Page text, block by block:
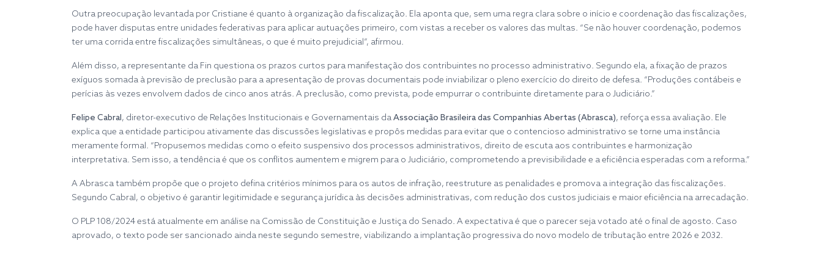
Outra preocupação levantada por Cristiane é quanto à organização da fiscalização. Ela aponta que, sem uma regra clara sobre o início e coordenação das fiscalizações,
pode haver disputas entre unidades federativas para aplicar autuações primeiro, com vistas a receber os valores das multas. “Se não houver coordenação, podemos
ter uma corrida entre fiscalizações simultâneas, o que é muito prejudicial”, afirmou.
Além disso, a representante da Fin questiona os prazos curtos para manifestação dos contribuintes no processo administrativo. Segundo ela, a fixação de prazos
exíguos somada à previsão de preclusão para a apresentação de provas documentais pode inviabilizar o pleno exercício do direito de defesa. “Produções contábeis e
perícias às vezes envolvem dados de cinco anos atrás. A preclusão, como prevista, pode empurrar o contribuinte diretamente para o Judiciário.”
Felipe Cabral, diretor-executivo de Relações Institucionais e Governamentais daAssociação Brasileira das Companhias Abertas (Abrasca), reforça essa avaliação. Ele
explica que a entidade participou ativamente das discussões legislativas e propôs medidas para evitar que o contencioso administrativo se torne uma instância
meramente formal. “Propusemos medidas como o efeito suspensivo dos processos administrativos, direito de escuta aos contribuintes e harmonização
interpretativa. Sem isso, a tendência é que os conflitos aumentem e migrem para o Judiciário, comprometendo a previsibilidade e a eficiência esperadas com a reforma.”
A Abrasca também propõe que o projeto defina critérios mínimos para os autos de infração, reestruture as penalidades e promova a integração das fiscalizações.
Segundo Cabral, o objetivo é garantir legitimidade e segurança jurídica às decisões administrativas, com redução dos custos judiciais e maior eficiência na arrecadação.
O PLP 108/2024 está atualmente em análise na Comissão de Constituição e Justiça do Senado. A expectativa é que o parecer seja votado até o final de agosto. Caso
aprovado, o texto pode ser sancionado ainda neste segundo semestre, viabilizando a implantação progressiva do novo modelo de tributação entre 2026 e 2032.